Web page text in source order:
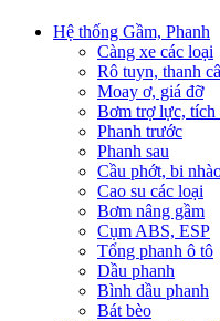
Hệ thống Gầm, Phanh
Càng xe các loại
Rô tuyn, thanh
Moay ơ, giá đỡ
Bơm trợ lực, tích
Phanh trước
Phanh sau
Cầu phớt, bi
Cao su các loại
Bơm nâng gầm
Cụm ABS, ESP
Tổng phanh ô tô
Dầu phanh
Bình dầu phanh
Bát bèo